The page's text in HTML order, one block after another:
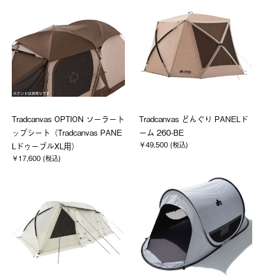
Tradcanvas OPTION ソーラート
ップシート（Tradcanvas PANE
LドゥーブルXL用）
￥17,600 (税込)
Tradcanvas どんぐり PANELド
ーム 260-BE
￥49,500 (税込)